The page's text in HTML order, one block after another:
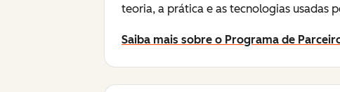
teoria, a prática e as tecnologias usadas
Saiba mais sobre o Programa de